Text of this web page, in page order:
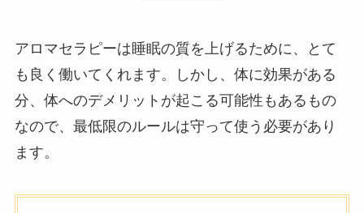
アロマセラピーは睡眠の質を上げるために、とて
も良く働いてくれます。しかし、体に効果がある
分、体へのデメリットが起こる可能性もあるもの
なので、最低限のルールは守って使う必要があり
ます。